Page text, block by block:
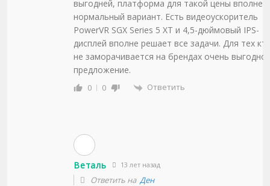
выгодней, платформа для такой цены вполне
нормальный вариант. Есть видеоускоритель
PowerVR SGX Series 5 XT и 4,5-дюймовый IPS-
дисплей вполне решает все задачи. Для тех
не заморачивается на брендах очень
предложение.
0 0 Ответить
Веталь 13 лет назад
Ответить наДен